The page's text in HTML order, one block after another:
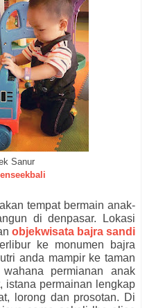
Sanur
tempat bermain anak-
di denpasar. Lokasi
objekwisata bajra sandi
ke monumen bajra
anda mampir ke taman
permianan anak
istana permainan lengkap
lorong dan prosotan. Di